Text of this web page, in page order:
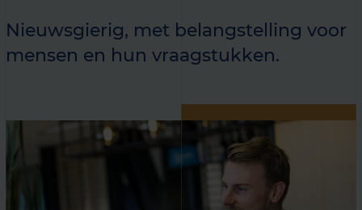
Nieuwsgierig, met belangstelling voor
mensen en hun vraagstukken.